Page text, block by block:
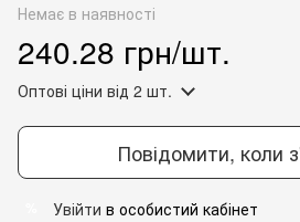
Немає в наявності
240.28 грн/шт.
Оптові ціни від 2 шт.
Повідомити, коли
Увійти в особистий кабінет